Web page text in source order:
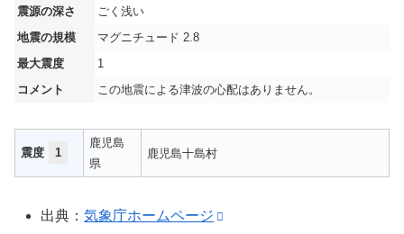
震源の深さ
ごく浅い
地震の規模
マグニチュード 2.8
最大震度
1
コメント
この地震による津波の心配はありません。
震度 1
鹿児島
県
鹿児島十島村
出典：気象庁ホームページ